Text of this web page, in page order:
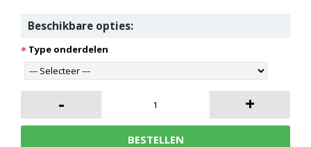
Beschikbare opties:
Type onderdelen
- +
BESTELLEN